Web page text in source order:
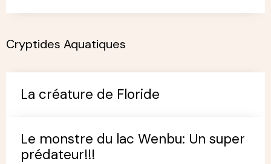
Cryptides Aquatiques
La créature de Floride
Le monstre du lac Wenbu: Un super
prédateur!!!